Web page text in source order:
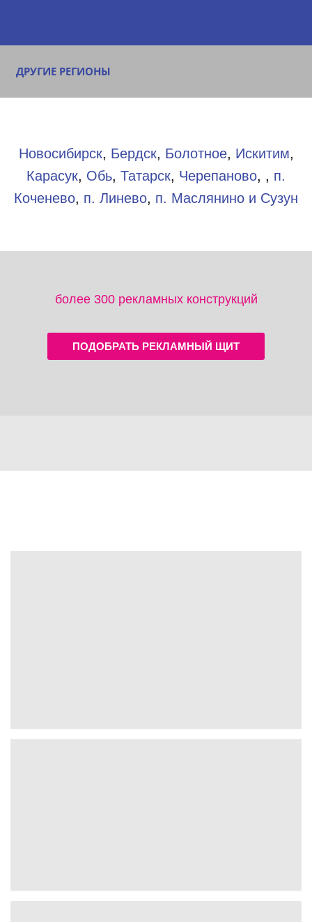
ДРУГИЕ РЕГИОНЫ
Новосибирск, Бердск, Болотное, Искитим,
Карасук, Обь, Татарск, Черепаново, , п.
Коченево, п. Линево, п. Маслянино и Сузун
более 300 рекламных конструкций
ПОДОБРАТЬ РЕКЛАМНЫЙ ЩИТ